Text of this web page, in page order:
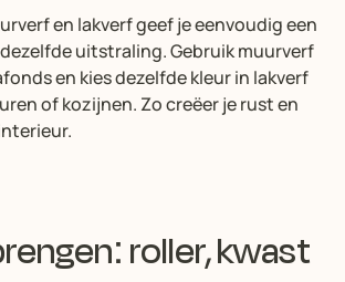
en lakverf geef je eenvoudig een
uitstraling. Gebruik muurverf
en kies dezelfde kleur in lakverf
of kozijnen. Zo creëer je rust en
roller, kwast